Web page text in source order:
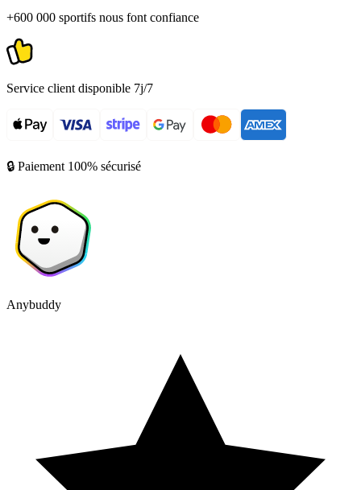
+600 000 sportifs nous font confiance
Service client disponible 7j/7
🔒 Paiement 100% sécurisé
Anybuddy